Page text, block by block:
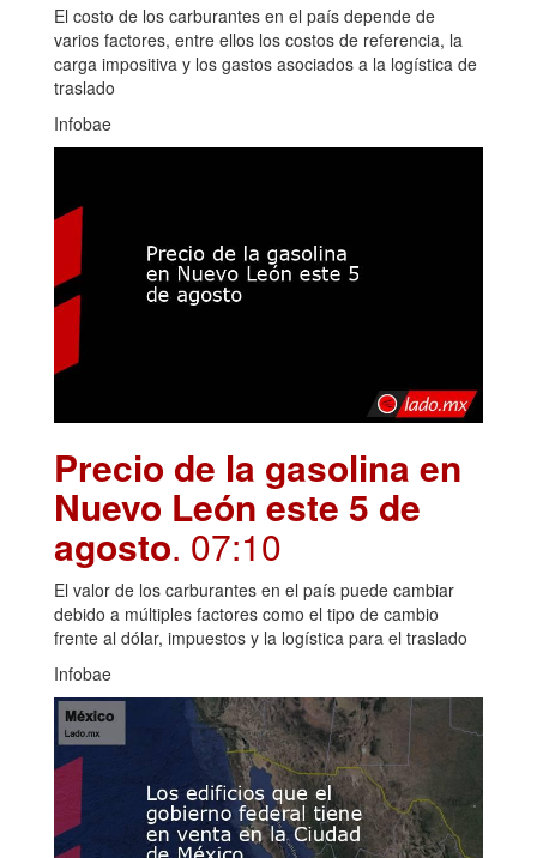
El costo de los carburantes en el país depende de
varios factores, entre ellos los costos de referencia, la
carga impositiva y los gastos asociados a la logística de
traslado
Infobae
Precio de la gasolina en
Nuevo León este 5 de
agosto. 07:10
El valor de los carburantes en el país puede cambiar
debido a múltiples factores como el tipo de cambio
frente al dólar, impuestos y la logística para el traslado
Infobae